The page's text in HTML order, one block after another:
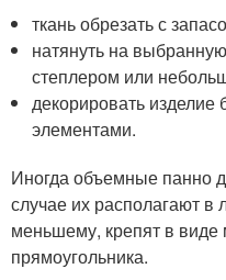
ткань обрезать с
натянуть на
степлером или
декорировать
элементами.
Иногда объемные панно
случае их располагают в
меньшему, крепят в виде
прямоугольника.